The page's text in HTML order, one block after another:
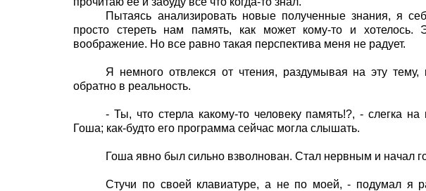
Пытаясь анализировать новые полученные знания, я
просто стереть нам память, как может кому-то и
воображение. Но все равно такая перспектива меня не радует.
Я немного отвлекся от чтения, раздумывая на эту
обратно в реальность.
- Ты, что стерла какому-то человеку память!?, - слегка
Гоша; как-будто его программа сейчас могла слышать.
Гоша явно был сильно взволнован. Стал нервным и начал
Стучи по своей клавиатуре, а не по моей, - подумал я